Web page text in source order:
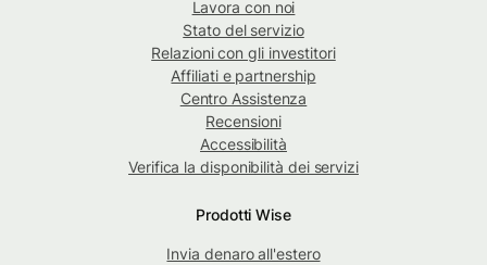
Lavora con noi
Stato del servizio
Relazioni con gli investitori
Affiliati e partnership
Centro Assistenza
Recensioni
Accessibilità
Verifica la disponibilità dei servizi
Prodotti Wise
Invia denaro all'estero